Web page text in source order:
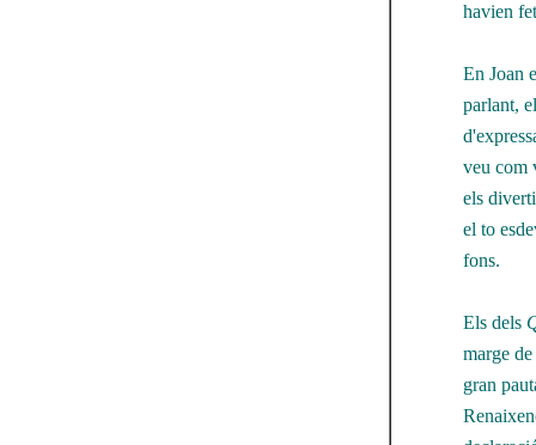
havien
En Joan
parlant,
veu com
els
el to
fons.
Els dels
marge
gran